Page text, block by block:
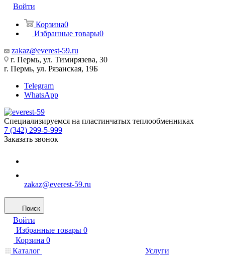
Войти
Корзина0
Избранные товары0
zakaz@everest-59.ru
г. Пермь, ул. Тимирязева, 30
г. Пермь, ул. Рязанская, 19Б
Telegram
WhatsApp
Специализируемся на пластинчатых теплообменниках
7 (342) 299-5-999
Заказать звонок
zakaz@everest-59.ru
Поиск
Войти
Избранные товары 0
Корзина 0
Каталог
Услуги